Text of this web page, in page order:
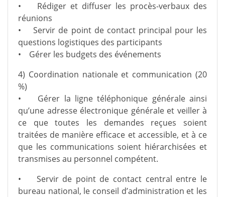
• Rédiger et diffuser les procès-verbaux des
réunions
• Servir de point de contact principal pour les
questions logistiques des participants
• Gérer les budgets des événements
4) Coordination nationale et communication (20
%)
• Gérer la ligne téléphonique générale ainsi
qu’une adresse électronique générale et veiller à
ce que toutes les demandes reçues soient
traitées de manière efficace et accessible, et à ce
que les communications soient hiérarchisées et
transmises au personnel compétent.
• Servir de point de contact central entre le
bureau national, le conseil d’administration et les